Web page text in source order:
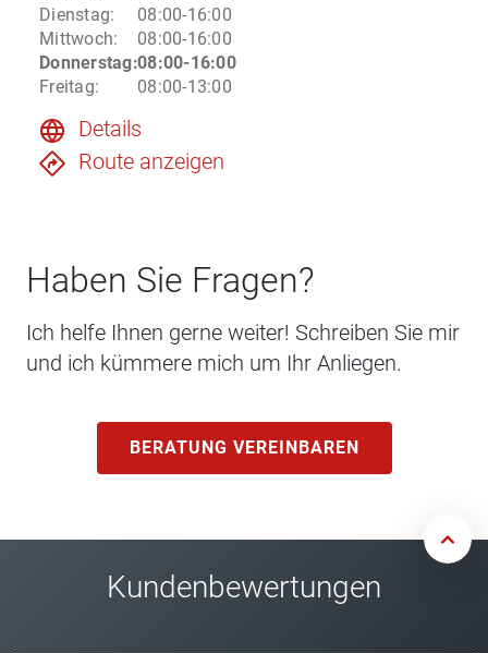
Dienstag:
08:00-16:00
Mittwoch:
08:00-16:00
Donnerstag:08:00-16:00
Freitag: 08:00-13:00
Details
Route anzeigen
Haben Sie Fragen?
Ich helfe Ihnen gerne weiter! Schreiben Sie mir
und ich kümmere mich um Ihr Anliegen.
BERATUNG VEREINBAREN
Kundenbewertungen